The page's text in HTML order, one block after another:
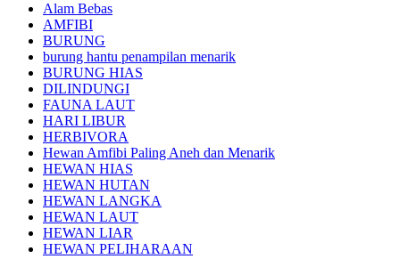
Alam Bebas
AMFIBI
BURUNG
burung hantu penampilan menarik
BURUNG HIAS
DILINDUNGI
FAUNA LAUT
HARI LIBUR
HERBIVORA
Hewan Amfibi Paling Aneh dan Menarik
HEWAN HIAS
HEWAN HUTAN
HEWAN LANGKA
HEWAN LAUT
HEWAN LIAR
HEWAN PELIHARAAN